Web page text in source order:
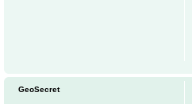
GeoSecret